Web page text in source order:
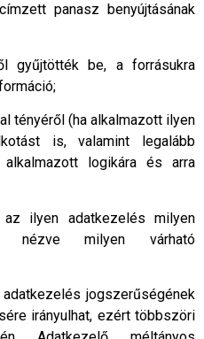
panasz benyújtásának
gyűjtötték be, a forrásukra
tényéről (ha alkalmazott ilyen
is, valamint legalább
logikára és arra
ilyen adatkezelés milyen
nézve milyen várható
jogszerűségének
irányulhat, ezért többszöri